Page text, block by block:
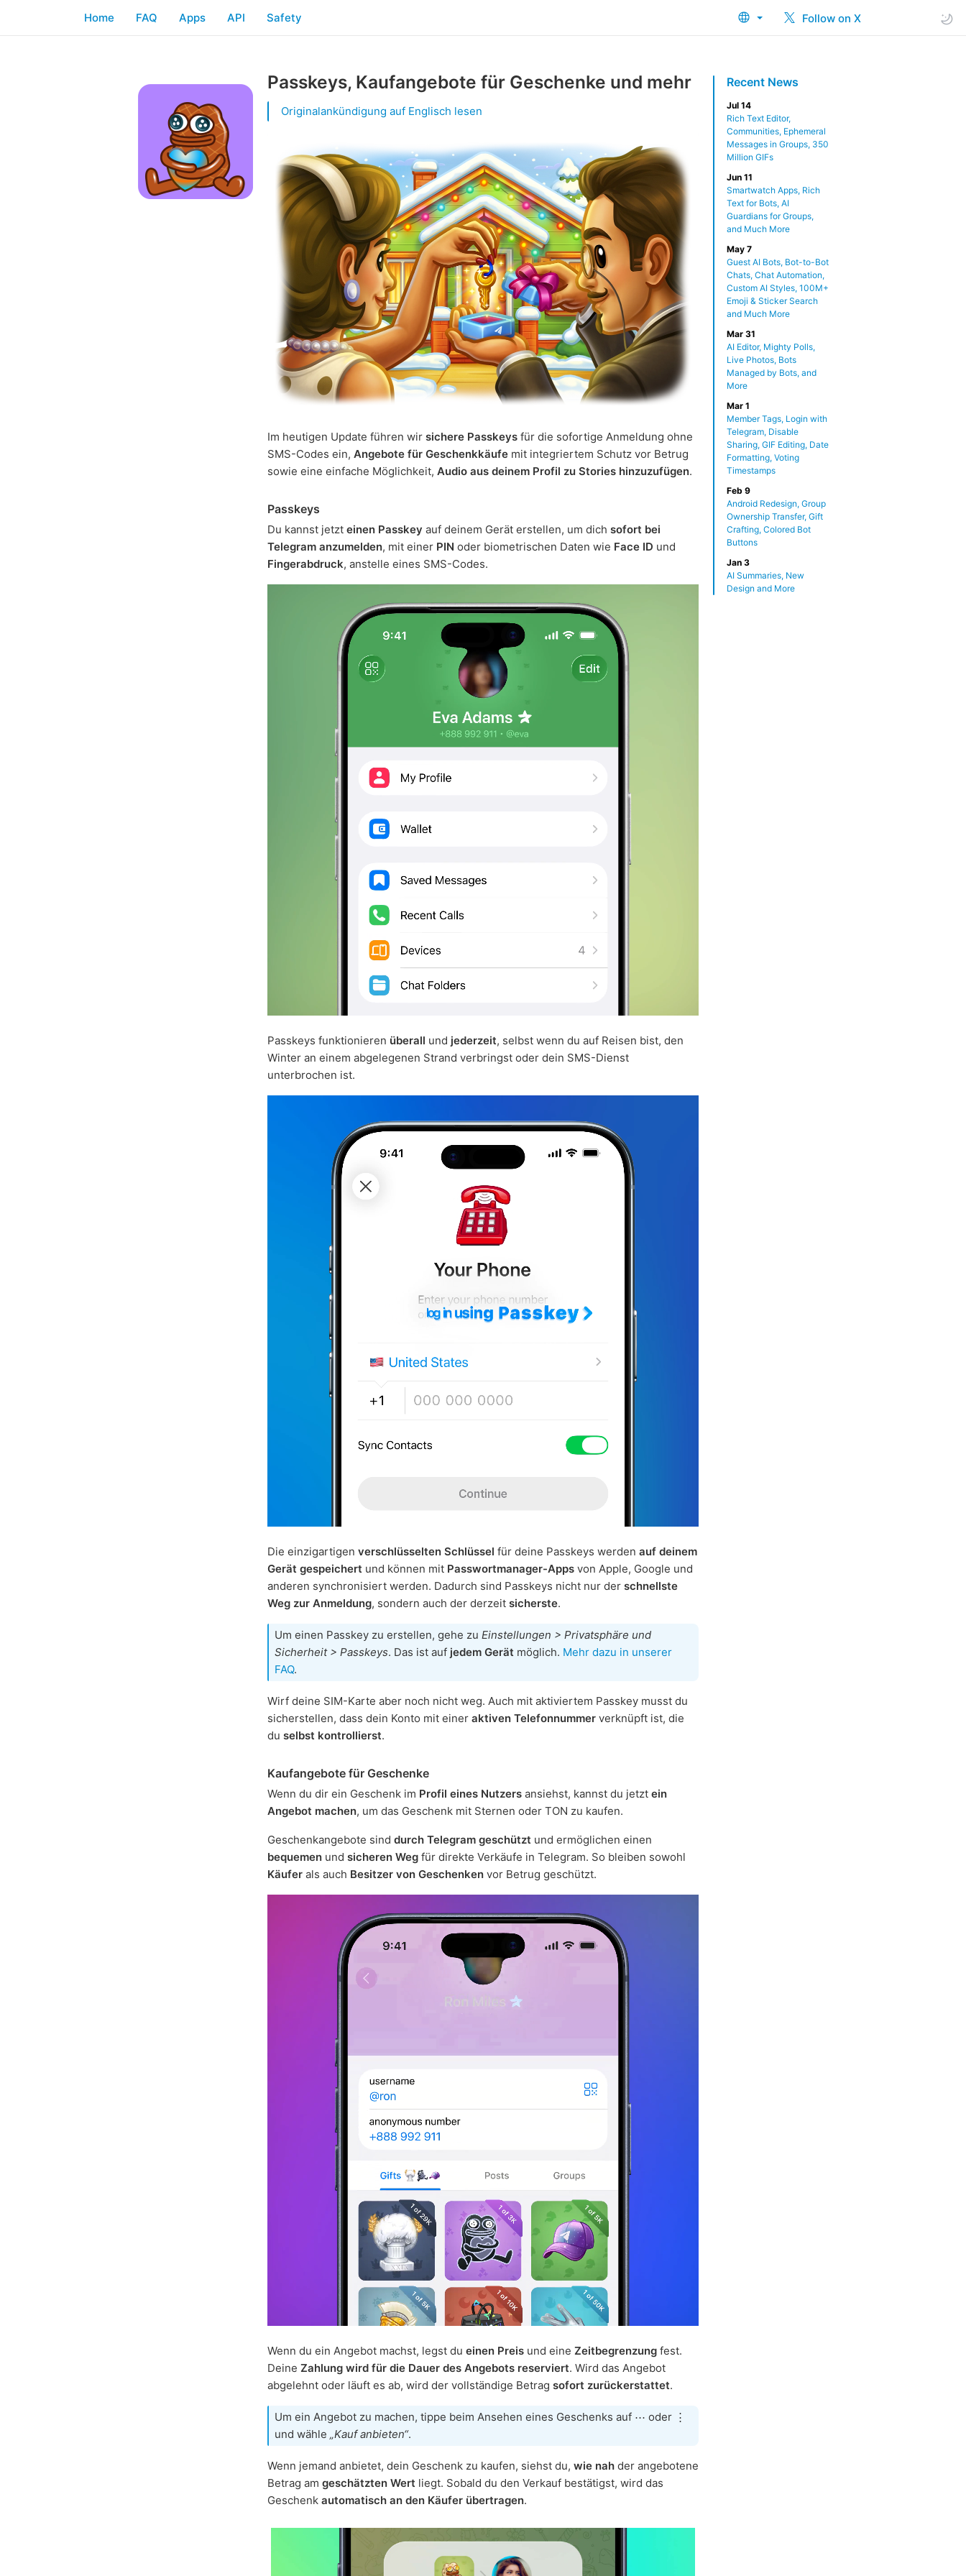
Follow on X
Home FAQ Apps API Safety
Recent News
Jul 14
Rich Text Editor,
Communities, Ephemeral
Messages in Groups, 350
Million GIFs
Jun 11
Smartwatch Apps, Rich
Text for Bots, AI
Guardians for Groups,
and Much More
May 7
Guest AI Bots, Bot-to-Bot
Chats, Chat Automation,
Custom AI Styles, 100M+
Emoji & Sticker Search
and Much More
Mar 31
AI Editor, Mighty Polls,
Live Photos, Bots
Managed by Bots, and
More
Mar 1
Member Tags, Login with
Telegram, Disable
Sharing, GIF Editing, Date
Formatting, Voting
Timestamps
Feb 9
Android Redesign, Group
Ownership Transfer, Gift
Crafting, Colored Bot
Buttons
Jan 3
AI Summaries, New
Design and More
Passkeys, Kaufangebote für Geschenke und mehr
Originalankündigung auf Englisch lesen
Im heutigen Update führen wir sichere Passkeys für die sofortige Anmeldung ohne
SMS-Codes ein, Angebote für Geschenkkäufe mit integriertem Schutz vor Betrug
sowie eine einfache Möglichkeit, Audio aus deinem Profil zu Stories hinzuzufügen.
Passkeys
Du kannst jetzt einen Passkey auf deinem Gerät erstellen, um dich sofort bei
Telegram anzumelden, mit einer PIN oder biometrischen Daten wie Face ID und
Fingerabdruck, anstelle eines SMS-Codes.
Passkeys funktionieren überall und jederzeit, selbst wenn du auf Reisen bist, den
Winter an einem abgelegenen Strand verbringst oder dein SMS-Dienst
unterbrochen ist.
Die einzigartigen verschlüsselten Schlüssel für deine Passkeys werden auf deinem
Gerät gespeichert und können mit Passwortmanager-Apps von Apple, Google und
anderen synchronisiert werden. Dadurch sind Passkeys nicht nur der schnellste
Weg zur Anmeldung, sondern auch der derzeit sicherste.
Um einen Passkey zu erstellen, gehe zu Einstellungen > Privatsphäre und
Sicherheit > Passkeys. Das ist auf jedem Gerät möglich. Mehr dazu in unserer
FAQ.
Wirf deine SIM-Karte aber noch nicht weg. Auch mit aktiviertem Passkey musst du
sicherstellen, dass dein Konto mit einer aktiven Telefonnummer verknüpft ist, die
du selbst kontrollierst.
Kaufangebote für Geschenke
Wenn du dir ein Geschenk im Profil eines Nutzers ansiehst, kannst du jetzt ein
Angebot machen, um das Geschenk mit Sternen oder TON zu kaufen.
Geschenkangebote sind durch Telegram geschützt und ermöglichen einen
bequemen und sicheren Weg für direkte Verkäufe in Telegram. So bleiben sowohl
Käufer als auch Besitzer von Geschenken vor Betrug geschützt.
Wenn du ein Angebot machst, legst du einen Preis und eine Zeitbegrenzung fest.
Deine Zahlung wird für die Dauer des Angebots reserviert. Wird das Angebot
abgelehnt oder läuft es ab, wird der vollständige Betrag sofort zurückerstattet.
Um ein Angebot zu machen, tippe beim Ansehen eines Geschenks auf ⋯ oder ⋮
und wähle „Kauf anbieten“.
Wenn jemand anbietet, dein Geschenk zu kaufen, siehst du, wie nah der angebotene
Betrag am geschätzten Wert liegt. Sobald du den Verkauf bestätigst, wird das
Geschenk automatisch an den Käufer übertragen.